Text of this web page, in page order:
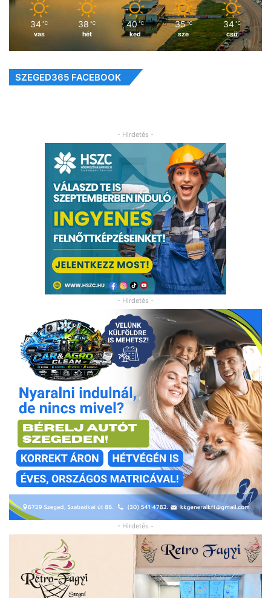
34 ℃
vas
38 ℃
hét
40 ℃
ked
35 ℃
sze
34 ℃
csü
SZEGED365 FACEBOOK
- Hirdetés -
- Hirdetés -
- Hirdetés -